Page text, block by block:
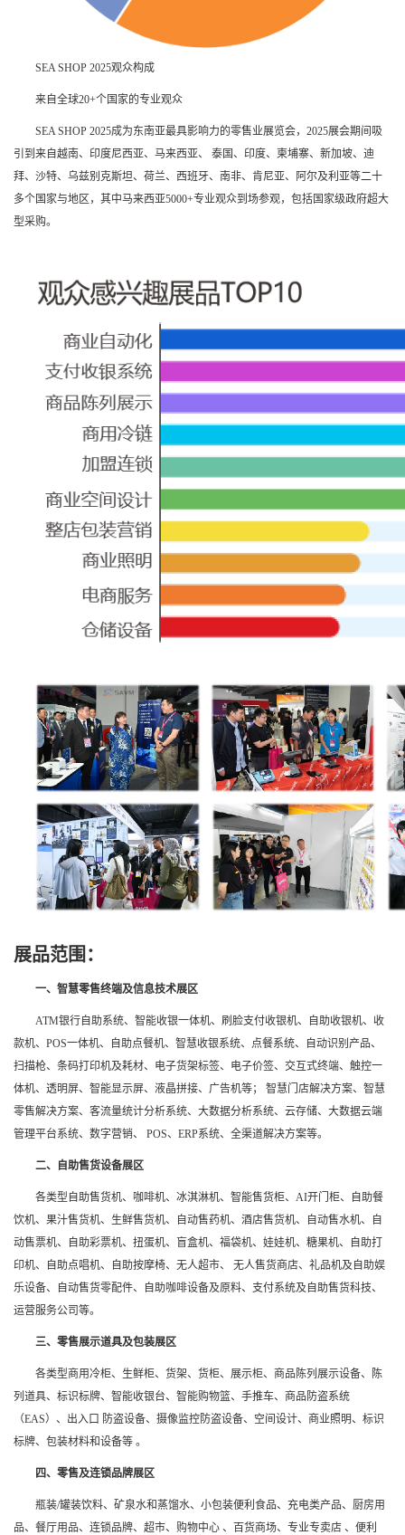
SEA SHOP 2025观众构成
来自全球20+个国家的专业观众
SEA SHOP 2025成为东南亚最具影响力的零售业展览会，2025展会期间吸
引到来自越南、印度尼西亚、马来西亚、 泰国、印度、柬埔寨、新加坡、迪
拜、沙特、乌兹别克斯坦、荷兰、西班牙、南非、肯尼亚、阿尔及利亚等二十
多个国家与地区，其中马来西亚5000+专业观众到场参观，包括国家级政府超大
型采购。
展品范围：
一、智慧零售终端及信息技术展区
ATM银行自助系统、智能收银一体机、刷脸支付收银机、自助收银机、收
款机、POS一体机、自助点餐机、智慧收银系统、点餐系统、自动识别产品、
扫描枪、条码打印机及耗材、电子货架标签、电子价签、交互式终端、触控一
体机、透明屏、智能显示屏、液晶拼接、广告机等； 智慧门店解决方案、智慧
零售解决方案、客流量统计分析系统、大数据分析系统、云存储、大数据云端
管理平台系统、数字营销、 POS、ERP系统、全渠道解决方案等。
二、自助售货设备展区
各类型自助售货机、咖啡机、冰淇淋机、智能售货柜、AI开门柜、自助餐
饮机、果汁售货机、生鲜售货机、自动售药机、酒店售货机、自动售水机、自
动售票机、自助彩票机、扭蛋机、盲盒机、福袋机、娃娃机、糖果机、自助打
印机、自助点唱机、自助按摩椅、无人超市、 无人售货商店、礼品机及自助娱
乐设备、自动售货零配件、自助咖啡设备及原料、支付系统及自助售货科技、
运营服务公司等。
三、零售展示道具及包装展区
各类型商用冷柜、生鲜柜、货架、货柜、展示柜、商品陈列展示设备、陈
列道具、标识标牌、智能收银台、智能购物篮、手推车、商品防盗系统
（EAS）、出入口 防盗设备、摄像监控防盗设备、空间设计、商业照明、标识
标牌、包装材料和设备等 。
四、零售及连锁品牌展区
瓶装/罐装饮料、矿泉水和蒸馏水、小包装便利食品、充电类产品、厨房用
品、餐厅用品、连锁品牌、超市、购物中心 、百货商场、专业专卖店 、便利